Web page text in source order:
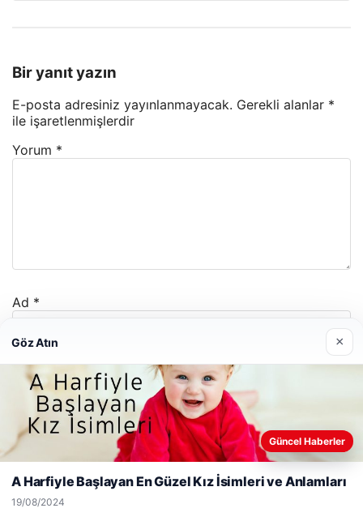
Bir yanıt yazın
E-posta adresiniz yayınlanmayacak. Gerekli alanlar *
ile işaretlenmişlerdir
Yorum *
Ad *
E-posta*
İnternet sitesi
Web sitemizi nasıl kullandığınızı daha iyi anlayabilmek,
deneyiminizi kişiselleştirmek ve geliştirmek amacıyla çerezler
Reddet Kabul Et
Göz Atın ×
Güncel Haberler
A Harfiyle Başlayan En Güzel Kız İsimleri ve Anlamları
19/08/2024